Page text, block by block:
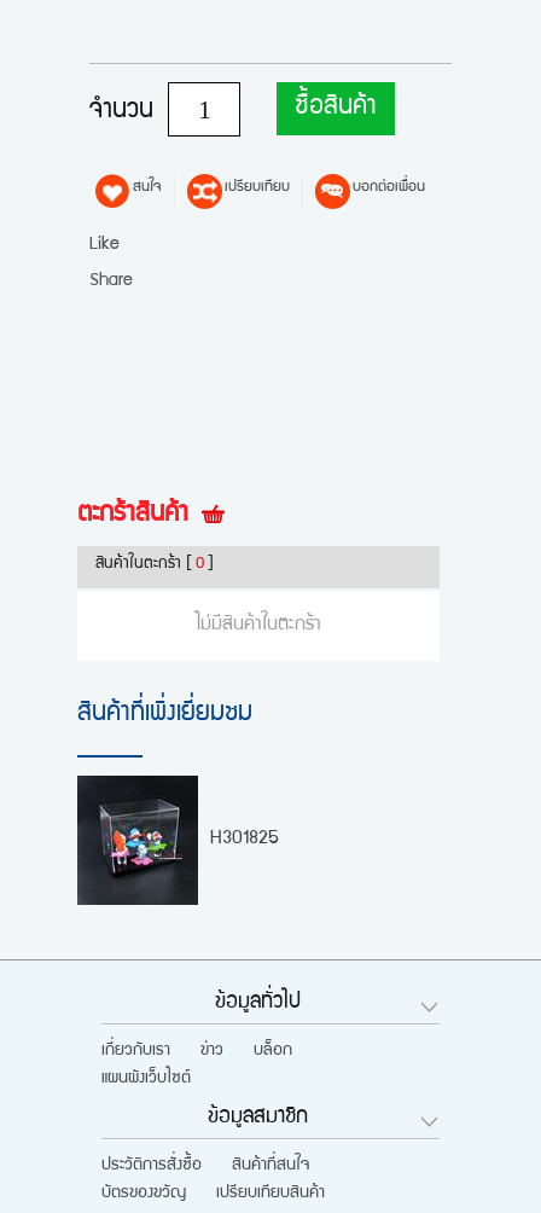
จำนวน ซื้อสินค้า
สนใจ เปรียบเทียบ บอกต่อเพื่อน
Like
Share
ตะกร้าสินค้า
สินค้าในตะกร้า 0
ไม่มีสินค้าในตะกร้า
สินค้าที่เพิ่งเยี่ยมชม
H301825
ข้อมูลทั่วไป
เกี่ยวกับเรา ข่าว
บล็อก
แผนผังเว็บไซต์
ข้อมูลสมาชิก
ประวัติการสั่งซื้อ
สินค้าที่สนใจ
บัตรของขวัญ
เปรียบเทียบสินค้า